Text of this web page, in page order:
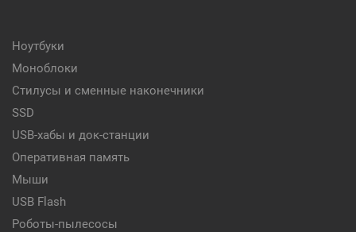
Ноутбуки
Моноблоки
Стилусы и сменные наконечники
SSD
USB-хабы и док-станции
Оперативная память
Мыши
USB Flash
Роботы-пылесосы